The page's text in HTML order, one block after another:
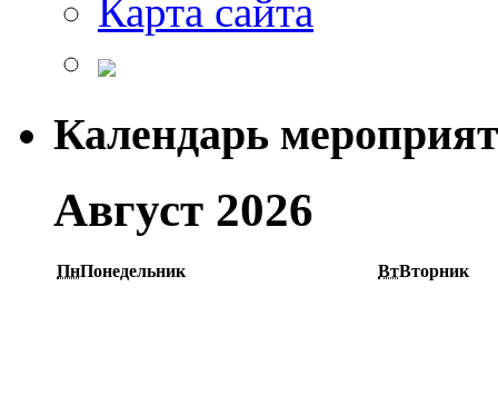
Карта сайта
Календарь
Август 2026
ПнПонедельник ВтВторник